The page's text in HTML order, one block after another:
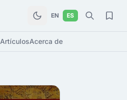
EN ES
ArtículosAcerca de